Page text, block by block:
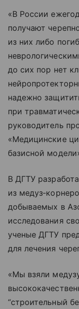
«В России
получают
из них либо
до сих пор нет
надежно
при
руководитель
«Медицинские
базисной
В ДГТУ
из
добываемых в
исследования
ученые ДГТУ
для лечения
«Мы взяли
“строительный